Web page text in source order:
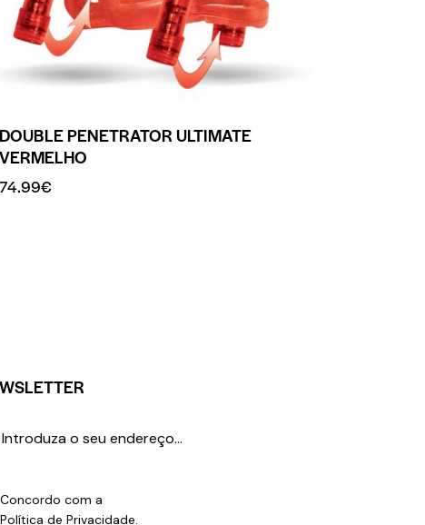
DOUBLE PENETRATOR ULTIMATE
VERMELHO
74.99€
Concordo com a
Política de Privacidade.